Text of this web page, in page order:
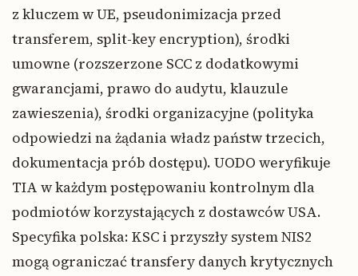
z kluczem w UE, pseudonimizacja przed
transferem, split-key encryption), środki
umowne (rozszerzone SCC z dodatkowymi
gwarancjami, prawo do audytu, klauzule
zawieszenia), środki organizacyjne (polityka
odpowiedzi na żądania władz państw trzecich,
dokumentacja prób dostępu). UODO weryfikuje
TIA w każdym postępowaniu kontrolnym dla
podmiotów korzystających z dostawców USA.
Specyfika polska: KSC i przyszły system NIS2
mogą ograniczać transfery danych krytycznych